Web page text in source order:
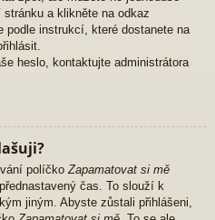
a klikněte na odkaz
podle instrukcí, které dostanete na
heslo, kontaktujte administrátora
políčkoZapamatovat si mě
čas. To slouží k
jiným. Abyste zůstali přihlášeni,